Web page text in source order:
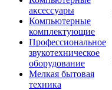
аксессуары
Компьютерные
комплектующие
Профессиональное
звукотехническое
оборудование
Мелкая бытовая
техника